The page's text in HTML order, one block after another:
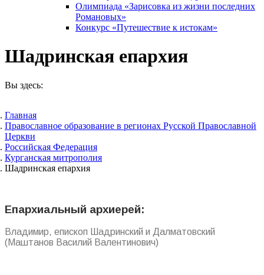
Олимпиада «Зарисовка из жизни последних
Романовых»
Конкурс «Путешествие к истокам»
Шадринская епархия
Вы здесь:
Главная
Православное образование в регионах Русской Православной
Церкви
Российская Федерация
Курганская митрополия
Шадринская епархия
Епархиальный архиерей:
Владимир, епископ Шадринский и Далматовский
(Маштанов Василий Валентинович)